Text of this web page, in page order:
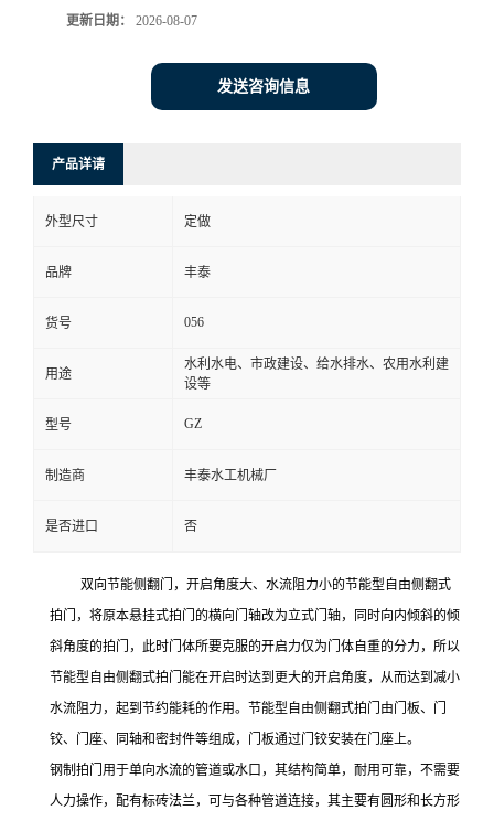
更新日期： 2026-08-07
发送咨询信息
产品详请
外型尺寸 定做
品牌 丰泰
货号 056
用途
水利水电、市政建设、给水排水、农用水利建
设等
型号 GZ
制造商 丰泰水工机械厂
是否进口 否
双向节能侧翻门，开启角度大、水流阻力小的节能型自由侧翻式
拍门，将原本悬挂式拍门的横向门轴改为立式门轴，同时向内倾斜的倾
斜角度的拍门，此时门体所要克服的开启力仅为门体自重的分力，所以
节能型自由侧翻式拍门能在开启时达到更大的开启角度，从而达到减小
水流阻力，起到节约能耗的作用。节能型自由侧翻式拍门由门板、门
铰、门座、同轴和密封件等组成，门板通过门铰安装在门座上。
钢制拍门用于单向水流的管道或水口，其结构简单，耐用可靠，不需要
人力操作，配有标砖法兰，可与各种管道连接，其主要有圆形和长方形